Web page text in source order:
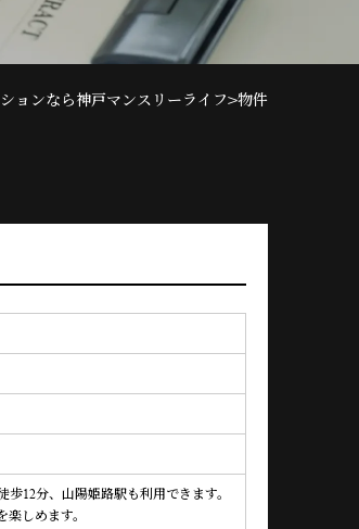
ョンなら神戸マンスリーライフ>物件
12分、山陽姫路駅も利用できます。
しめます。